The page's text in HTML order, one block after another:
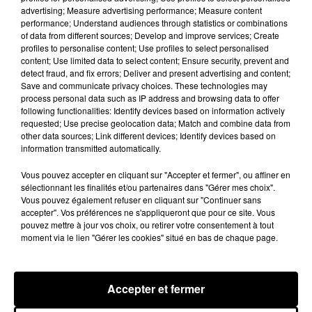
7 août 2026
Tayc et Didi B dévoilent le single le plus
dansant de l’année
6 août 2026
Franglish et Keblack dévoilent une
session live surprise
5 août 2026
Après le film, bientôt une docu-série sur
le père de Michael Jackson
advertising; Measure advertising performance; Measure content
performance; Understand audiences through statistics or combinations
of data from different sources; Develop and improve services; Create
profiles to personalise content; Use profiles to select personalised
content; Use limited data to select content; Ensure security, prevent and
detect fraud, and fix errors; Deliver and present advertising and content;
Save and communicate privacy choices. These technologies may
process personal data such as IP address and browsing data to offer
following functionalities: Identify devices based on information actively
requested; Use precise geolocation data; Match and combine data from
other data sources; Link different devices; Identify devices based on
information transmitted automatically.
Vous pouvez accepter en cliquant sur "Accepter et fermer", ou affiner en
sélectionnant les finalités et/ou partenaires dans "Gérer mes choix".
Vous pouvez également refuser en cliquant sur "Continuer sans
accepter". Vos préférences ne s'appliqueront que pour ce site. Vous
pouvez mettre à jour vos choix, ou retirer votre consentement à tout
moment via le lien "Gérer les cookies" situé en bas de chaque page.
Accepter et fermer